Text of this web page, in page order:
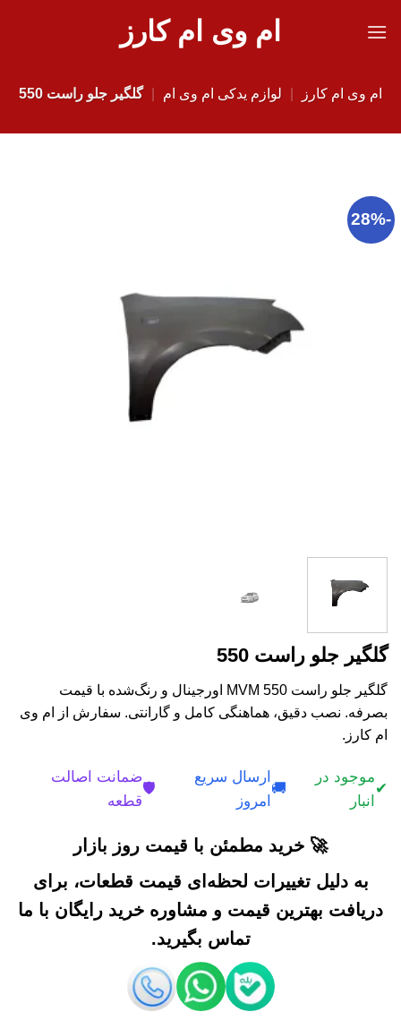
ام وی ام کارز
ام وی ام کارز لوازم یدکی ام وی ام گلگیر جلو راست 550
-28%
گلگیر جلو راست 550
گلگیر جلو راست MVM 550 اورجینال و رنگ‌شده با قیمت
بصرفه. نصب دقیق، هماهنگی کامل و گارانتی. سفارش از ام وی
ام کارز.
✔
موجود در
انبار
🚚
ارسال سریع
امروز
🛡️
ضمانت اصالت
قطعه
🚀 خرید مطمئن با قیمت روز بازار
به دلیل تغییرات لحظه‌ای قیمت قطعات، برای
دریافت بهترین قیمت و مشاوره خرید رایگان با ما
تماس بگیرید.